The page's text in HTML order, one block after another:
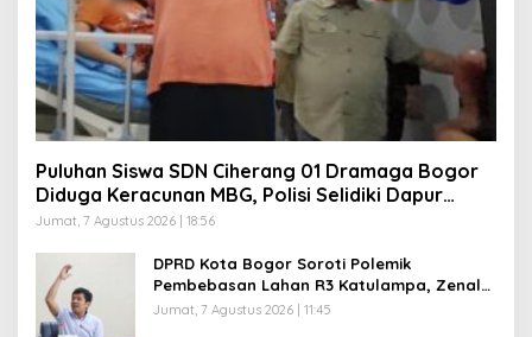
Puluhan Siswa SDN Ciherang 01 Dramaga Bogor
Diduga Keracunan MBG, Polisi Selidiki Dapur
SPPG
Jumat, 7 Agustus 2026 | 18:56
DPRD Kota Bogor Soroti Polemik
Pembebasan Lahan R3 Katulampa, Zenal
Abidin Minta Verifikasi Kepemilikan Diusut
Jumat, 7 Agustus 2026 | 11:45